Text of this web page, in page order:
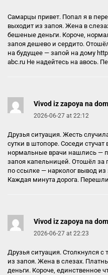
Самарцы привет. Попал я в
выходит из запоя. Жена в
бешеные деньги. Короче,
запоя дешево и сердито.
на будущее — запой на дому
abc.ru Не надейтесь на авось.
Vivod iz zapoya na
2026-06-27 at 22:12
Друзья ситуация. Жесть
сутки в штопоре. Соседи стучат
нормальные врачи нашлись —
запоя капельницей. Отошёл за
по ссылке — нарколог вывод из
Каждая минута дорога.
Vivod iz zapoya na
2026-06-27 at 22:23
Друзья ситуация. Столкнулся
из запоя. Жена в слезах.
деньги. Короче, единственное